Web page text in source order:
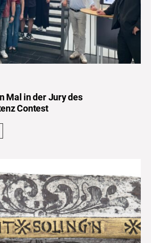
Mal in der Jury des
Contest